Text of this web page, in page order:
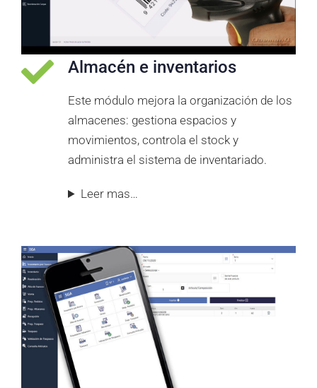
Almacén e inventarios
Este módulo mejora la organización de los
almacenes: gestiona espacios y
movimientos, controla el stock y
administra el sistema de inventariado.
Leer mas…